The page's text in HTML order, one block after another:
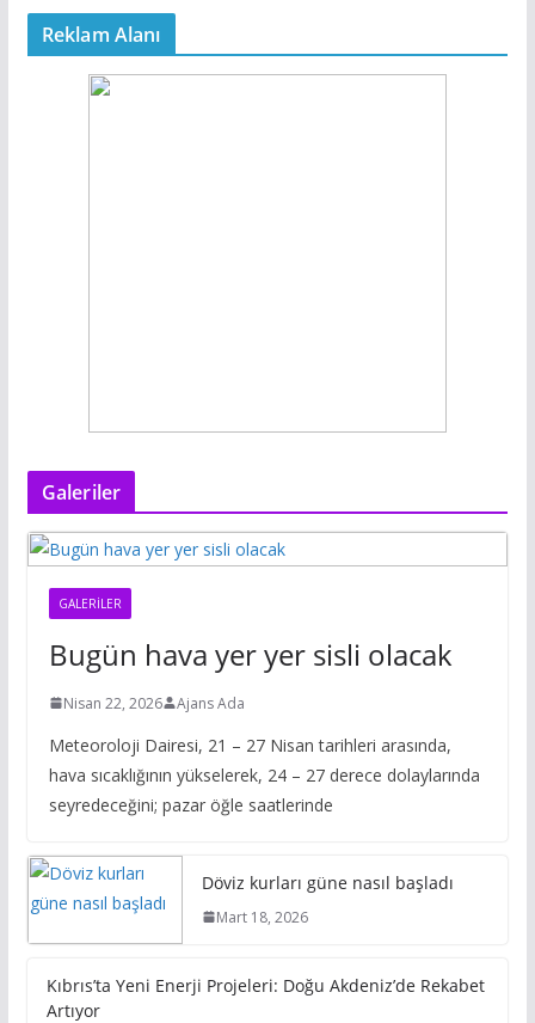
Reklam Alanı
Galeriler
GALERILER
Bugün hava yer yer sisli olacak
Nisan 22, 2026 Ajans Ada
Meteoroloji Dairesi, 21 – 27 Nisan tarihleri arasında,
hava sıcaklığının yükselerek, 24 – 27 derece dolaylarında
seyredeceğini; pazar öğle saatlerinde
Döviz kurları güne nasıl başladı
Mart 18, 2026
Kıbrıs’ta Yeni Enerji Projeleri: Doğu Akdeniz’de Rekabet
Artıyor